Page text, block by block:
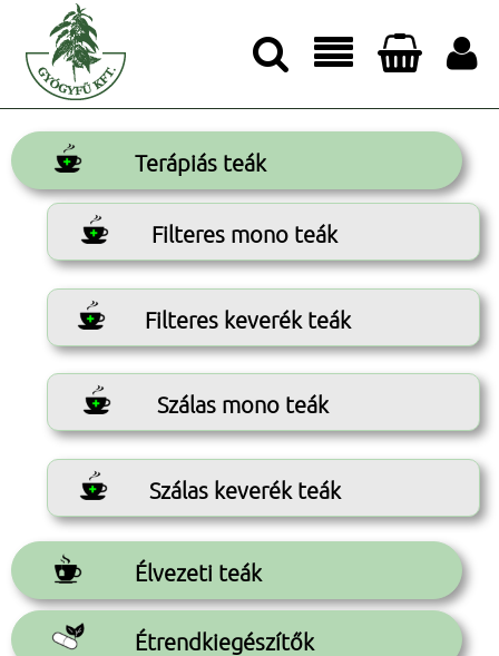




Terápiás teák
Filteres mono teák
Filteres keverék teák
Szálas mono teák
Szálas keverék teák
Élvezeti teák
Étrendkiegészítők